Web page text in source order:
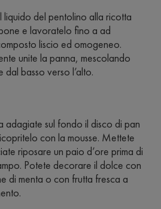
liquido del pentolino alla ricotta
e lavoratelo fino a ad
liscio ed omogeneo.
unite la panna, mescolando
dal basso verso l’alto.
adagiate sul fondo il disco di pan
con la mousse. Mettete
riposare un paio d’ore prima di
Potete decorare il dolce con
di menta o con frutta fresca a